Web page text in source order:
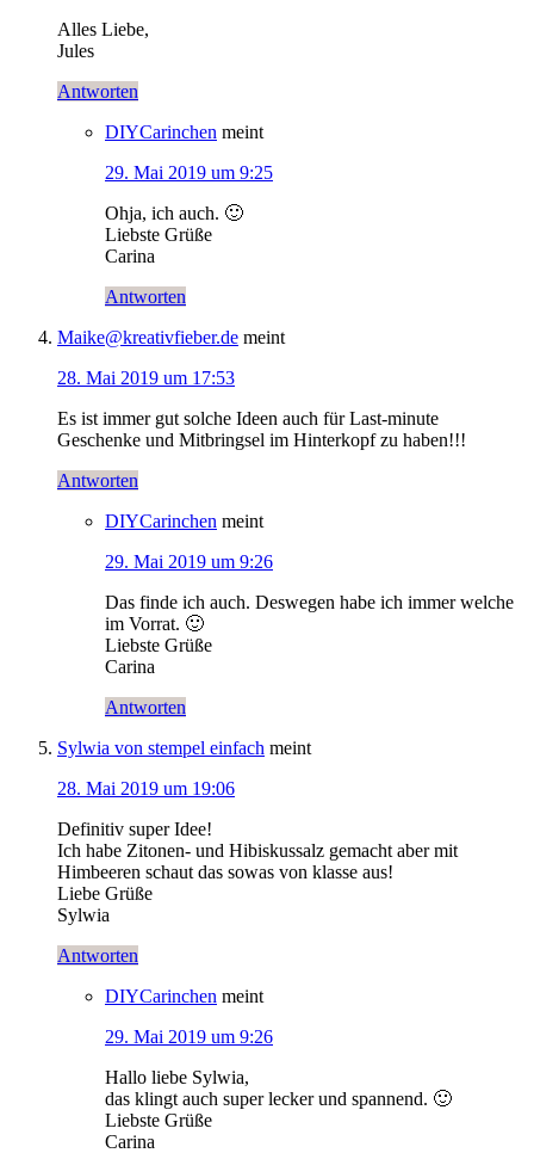
Alles Liebe,
Jules
Antworten
DIYCarinchen meint
29. Mai 2019 um 9:25
Ohja, ich auch. 🙂
Liebste Grüße
Carina
Antworten
Maike@kreativfieber.de meint
28. Mai 2019 um 17:53
Es ist immer gut solche Ideen auch für Last-minute
Geschenke und Mitbringsel im Hinterkopf zu haben!!!
Antworten
DIYCarinchen meint
29. Mai 2019 um 9:26
Das finde ich auch. Deswegen habe ich immer welche
im Vorrat. 🙂
Liebste Grüße
Carina
Antworten
Sylwia von stempel einfach meint
28. Mai 2019 um 19:06
Definitiv super Idee!
Ich habe Zitonen- und Hibiskussalz gemacht aber mit
Himbeeren schaut das sowas von klasse aus!
Liebe Grüße
Sylwia
Antworten
DIYCarinchen meint
29. Mai 2019 um 9:26
Hallo liebe Sylwia,
das klingt auch super lecker und spannend. 🙂
Liebste Grüße
Carina